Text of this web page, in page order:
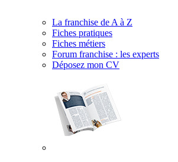
La franchise de A à Z
Fiches pratiques
Fiches métiers
Forum franchise : les experts
Déposez mon CV